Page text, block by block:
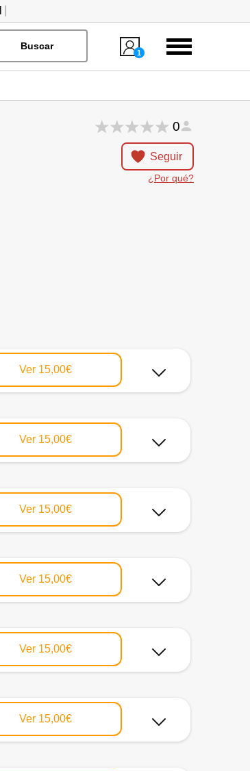
Buscar
1
Menú
0
Seguir
¿Por qué?
Ver 15,00€
Ver 15,00€
Ver 15,00€
Ver 15,00€
Ver 15,00€
Ver 15,00€